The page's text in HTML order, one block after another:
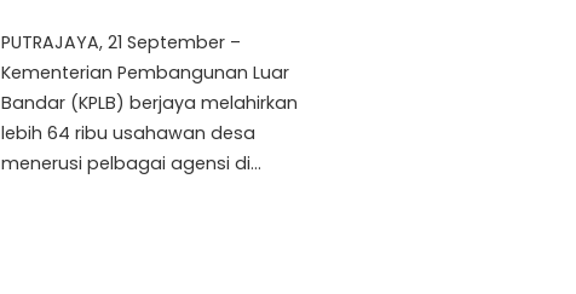
PUTRAJAYA, 21 September –
Kementerian Pembangunan Luar
Bandar (KPLB) berjaya melahirkan
lebih 64 ribu usahawan desa
menerusi pelbagai agensi di…